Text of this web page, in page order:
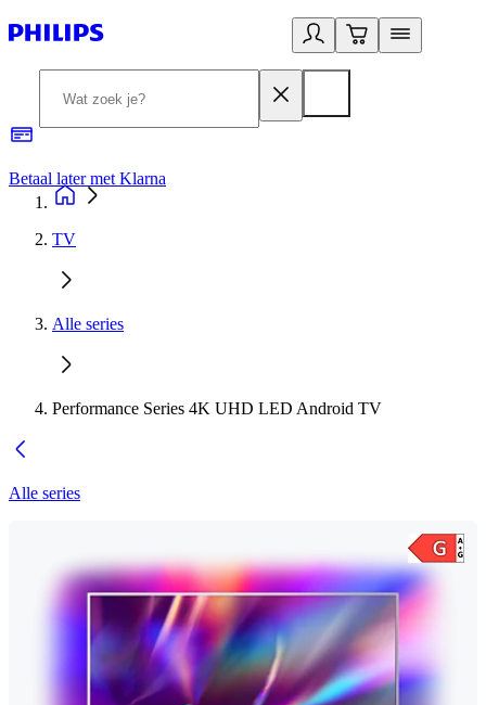
Betaal later met Klarna
TV
Alle series
Performance Series 4K UHD LED Android TV
Alle series